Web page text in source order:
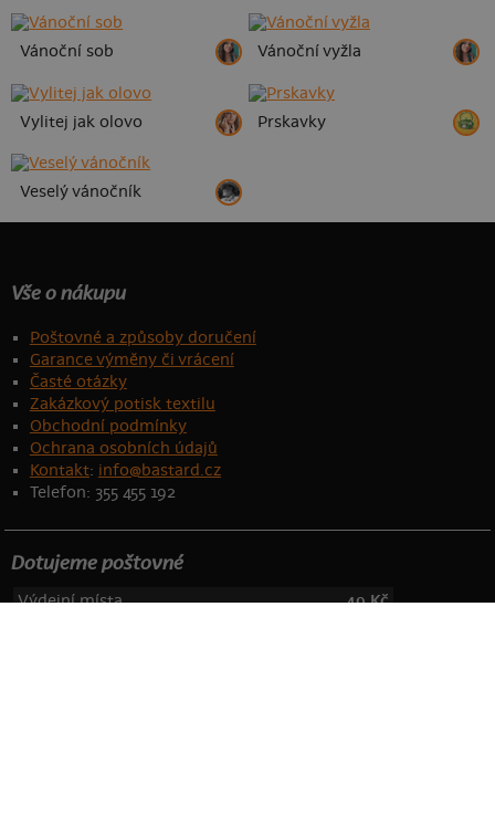
Vánoční sob Vánoční vyžla
Vylitej jak olovo Prskavky
Veselý vánočník
Vše o nákupu
Poštovné a způsoby doručení
Garance výměny či vrácení
Časté otázky
Zakázkový potisk textilu
Obchodní podmínky
Ochrana osobních údajů
Kontakt: info@bastard.cz
Telefon: 355 455 192
Dotujeme poštovné
Výdejní místa
49 Kč